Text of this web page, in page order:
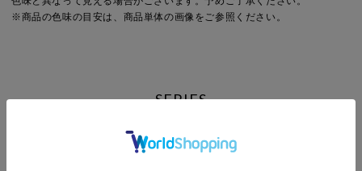
※商品の色味の目安は、商品単体の画像をご参照ください。
SERIES